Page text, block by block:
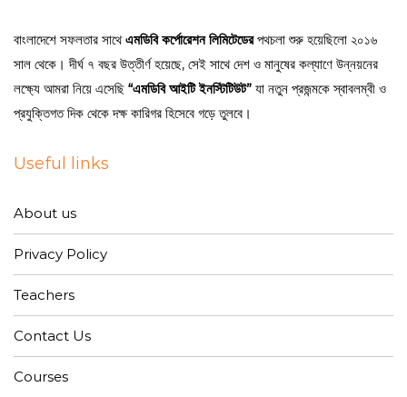
বাংলাদেশে সফলতার সাথেএমডিবি কর্পোরেশন লিমিটেডেরপথচলা শুরু হয়েছিলো ২০১৬
সাল থেকে। দীর্ঘ ৭ বছর উত্তীর্ণ হয়েছে, সেই সাথে দেশ ও মানুষের কল্যাণে উন্নয়নের
লক্ষ্যে আমরা নিয়ে এসেছি “এমডিবি আইটি ইনস্টিটিউট” যা নতুন প্রজন্মকে স্বাবলম্বী ও
প্রযুক্তিগত দিক থেকে দক্ষ কারিগর হিসেবে গড়ে তুলবে।
Useful links
About us
Privacy Policy
Teachers
Contact Us
Courses